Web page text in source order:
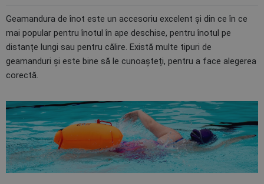
Geamandura de înot este un accesoriu excelent și din ce în ce
mai popular pentru înotul în ape deschise, pentru înotul pe
distanțe lungi sau pentru călire. Există multe tipuri de
geamanduri și este bine să le cunoașteți, pentru a face alegerea
corectă.